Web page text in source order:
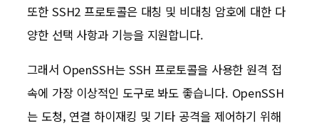
또한 SSH2 프로토콜은 대칭 및 비대칭 암호에 대한 다
양한 선택 사항과 기능을 지원합니다.
그래서 OpenSSH는 SSH 프로토콜을 사용한 원격 접
속에 가장 이상적인 도구로 봐도 좋습니다. OpenSSH
는 도청, 연결 하이재킹 및 기타 공격을 제어하기 위해